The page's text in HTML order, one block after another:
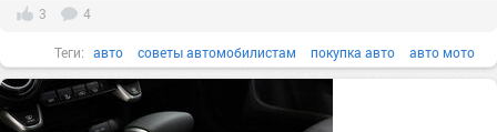
3 4
Теги: авто советы автомобилистам покупка авто авто мото
советы водителям покупка автомобиля